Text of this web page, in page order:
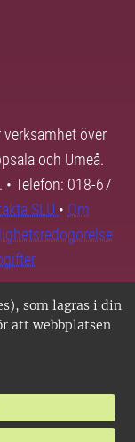
som lagras i din
att webbplatsen
verksamhet över
och Umeå.
Telefon: 018-67
SLU • Om